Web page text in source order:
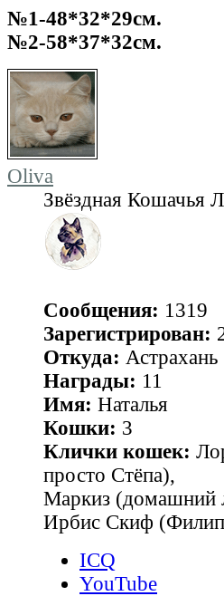
№1-48*32*29см.
№2-58*37*32см.
Oliva
Звёздная Кошачья
Сообщения: 1319
Зарегистрирован:
Откуда: Астрахань
Награды: 11
Имя: Наталья
Кошки: 3
Клички кошек:
просто Стёпа),
Маркиз (домашний
Ирбис Скиф
ICQ
YouTube